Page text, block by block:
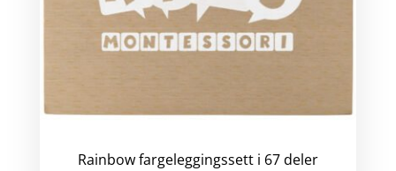
Rainbow fargeleggingssett i 67 deler